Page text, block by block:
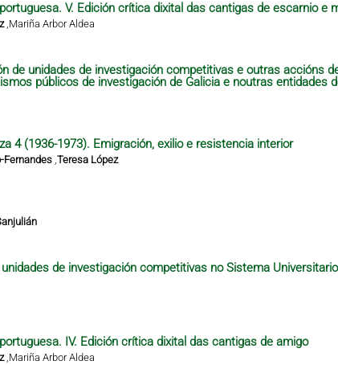
V. Edición crítica dixital das cantigas de escarnio e
,Mariña Arbor Aldea
de unidades de investigación competitivas e outras accións
públicos de investigación de Galicia e noutras entidades
4 (1936-1973). Emigración, exilio e resistencia interior
Fernandes,Teresa López
de investigación competitivas no Sistema
IV. Edición crítica dixital das cantigas de amigo
,Mariña Arbor Aldea